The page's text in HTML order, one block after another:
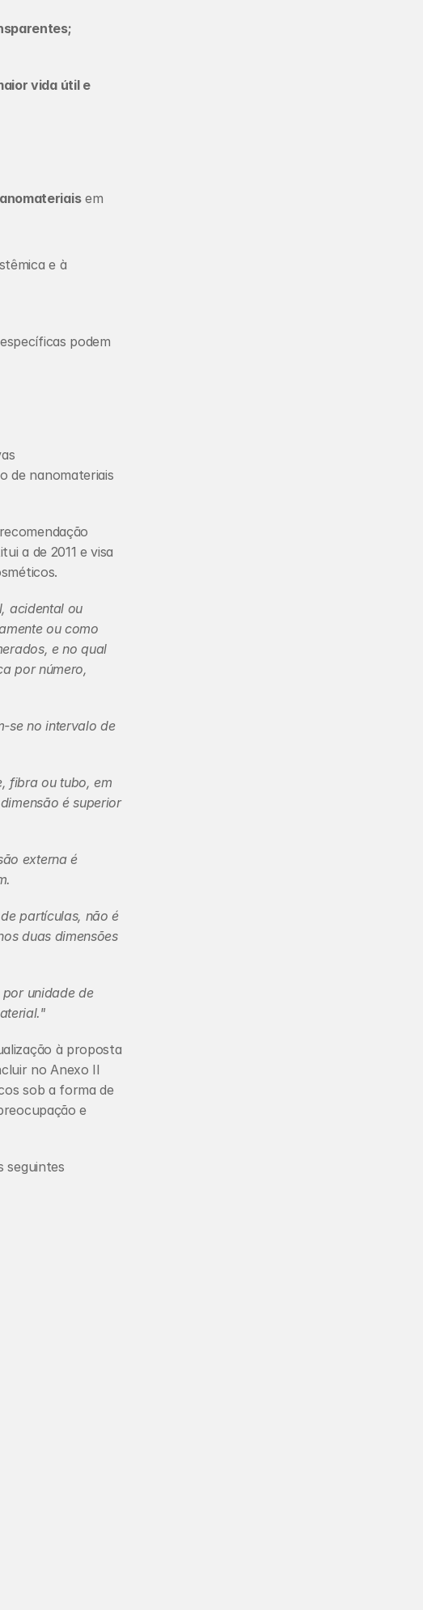
vida útil e
em
e à
podem
de nanomateriais
a de 2011 e visa
acidental ou
ou como
e no qual
por número,
se no intervalo de
fibra ou tubo, em
é superior
externa é
partículas, não é
duas dimensões
unidade de
à proposta
no Anexo II
sob a forma de
e
seguintes